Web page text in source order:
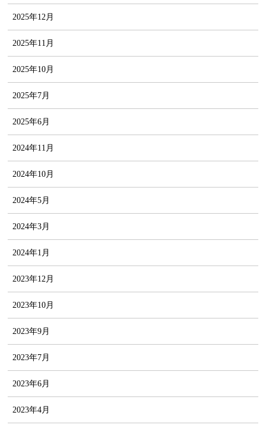
2025年12月
2025年11月
2025年10月
2025年7月
2025年6月
2024年11月
2024年10月
2024年5月
2024年3月
2024年1月
2023年12月
2023年10月
2023年9月
2023年7月
2023年6月
2023年4月